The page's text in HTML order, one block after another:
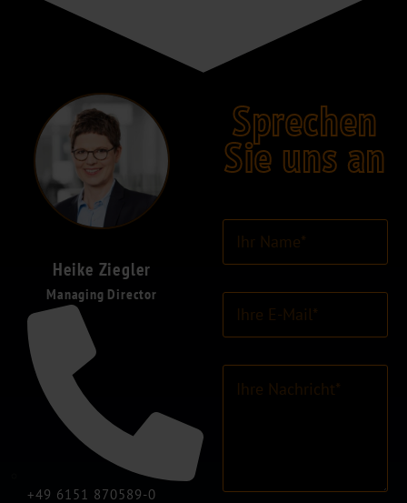
Heike Ziegler
Managing Director
+49 6151 870589-0
Sprechen
Sie uns an
I
r
e
*
E
M
e
K
t